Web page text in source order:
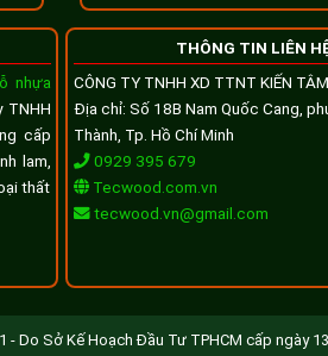
nhựa
TNHH
cấp
lam,
thất
THÔNG TIN LIÊN
CÔNG TY TNHH XD TTNT KIẾN TÂM
Địa chỉ: Số 18B Nam Quốc Cang,
Thành, Tp. Hồ Chí Minh
0929 395 679
Tecwood.com.vn
tecwood.vn@gmail.com
- Do Sở Kế Hoạch Đầu Tư TPHCM cấp ngày